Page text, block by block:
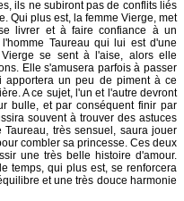
ils ne subiront pas de conflits liés
Qui plus est, la femme Vierge, met
livrer et à faire confiance à un
Taureau qui lui est d'une
se sent à l'aise, alors elle
Elle s'amusera parfois à passer
un peu de piment à ce
A ce sujet, l'un et l'autre devront
bulle, et par conséquent finir par
souvent à trouver des astuces
très sensuel, saura jouer
combler sa princesse. Ces deux
une très belle histoire d'amour.
temps, qui plus est, se renforcera
et une très douce harmonie